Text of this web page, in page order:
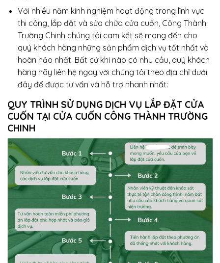
Với nhiều năm kinh nghiệm hoạt động trong lĩnh vực
thi công, lắp đặt và sửa chữa cửa cuốn, Công Thành
Trường Chinh chúng tôi cam kết sẽ mang đến cho
quý khách hàng những sản phẩm dịch vụ tốt nhất và
hoàn hảo nhất. Bất cứ khi nào có nhu cầu, quý khách
hàng hãy liên hệ ngay với chúng tôi theo địa chỉ dưới
đây để được tư vấn và hỗ trợ nhanh nhất:
QUY TRÌNH SỬ DỤNG DỊCH VỤ LẮP ĐẶT CỬA
CUỐN TẠI CỬA CUỐN CÔNG THÀNH TRƯỜNG
CHINH